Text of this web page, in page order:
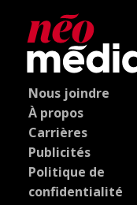
Nous joindre
À propos
Carrières
Publicités
Politique de
confidentialité